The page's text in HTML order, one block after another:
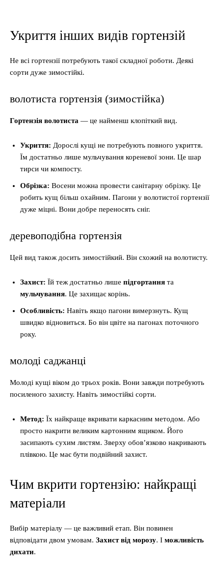
Укриття інших видів гортензій
Не всі гортензії потребують такої складної роботи. Деякі
сорти дуже зимостійкі.
волотиста гортензія (зимостійка)
Гортензія волотиста — це найменш клопіткий вид.
Укриття: Дорослі кущі не потребують повного укриття.
Їм достатньо лише мульчування кореневої зони. Це шар
тирси чи компосту.
Обрізка: Восени можна провести санітарну обрізку. Це
робить кущ більш охайним. Пагони у волотистої гортензії
дуже міцні. Вони добре переносять сніг.
деревоподібна гортензія
Цей вид також досить зимостійкий. Він схожий на волотисту.
Захист: Їй теж достатньо лише підгортання та
мульчування. Це захищає корінь.
Особливість: Навіть якщо пагони вимерзнуть. Кущ
швидко відновиться. Бо він цвіте на пагонах поточного
року.
молоді саджанці
Молоді кущі віком до трьох років. Вони завжди потребують
посиленого захисту. Навіть зимостійкі сорти.
Метод: Їх найкраще вкривати каркасним методом. Або
просто накрити великим картонним ящиком. Його
засипають сухим листям. Зверху обов’язково накривають
плівкою. Це має бути подвійний захист.
Чим вкрити гортензію: найкращі
матеріали
Вибір матеріалу — це важливий етап. Він повинен
відповідати двом умовам. Захист від морозу. І можливість
дихати.